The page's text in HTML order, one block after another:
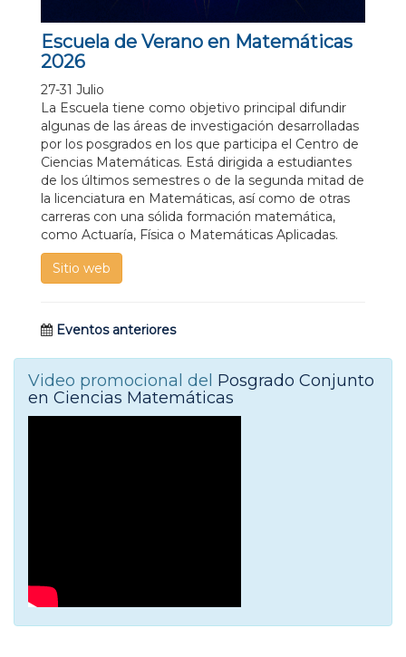
Escuela de Verano en Matemáticas
2026
27-31 Julio
La Escuela tiene como objetivo principal difundir
algunas de las áreas de investigación desarrolladas
por los posgrados en los que participa el Centro de
Ciencias Matemáticas. Está dirigida a estudiantes
de los últimos semestres o de la segunda mitad de
la licenciatura en Matemáticas, así como de otras
carreras con una sólida formación matemática,
como Actuaría, Física o Matemáticas Aplicadas.
Sitio web
Eventos anteriores
Video promocional del Posgrado Conjunto
en Ciencias Matemáticas